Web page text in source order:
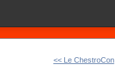
<< Le ChestroCon